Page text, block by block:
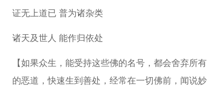
证无上道已 普为诸杂类
诸天及世人 能作归依处
【如果众生，能受持这些佛的名号，都会舍弃所有
的恶道，快速生到善处，经常在一切佛前，闻说妙